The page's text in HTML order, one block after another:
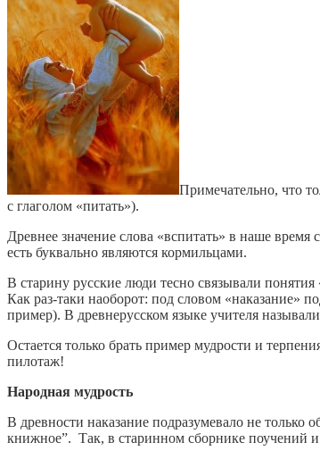
Примечательно, что
с глаголом «питать»).
Древнее значение слова «вспитать» в наше время
есть буквально являются кормильцами.
В старину русские люди тесно связывали
Как раз-таки наоборот: под словом «наказание»
пример). В древнерусском языке учителя называли
Остается только брать пример мудрости и
пилотаж!
Народная мудрость
В древности наказание подразумевало не только
книжное”. Так, в старинном сборнике поучений